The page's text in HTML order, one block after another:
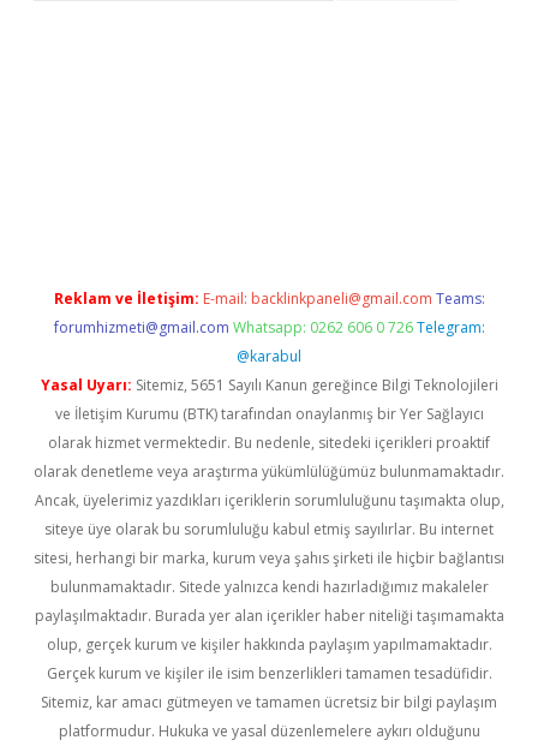
Reklam ve İletişim: E-mail: backlinkpaneli@gmail.com Teams:
forumhizmeti@gmail.com Whatsapp: 0262 606 0 726 Telegram:
@karabul
Yasal Uyarı: Sitemiz, 5651 Sayılı Kanun gereğince Bilgi Teknolojileri
ve İletişim Kurumu (BTK) tarafından onaylanmış bir Yer Sağlayıcı
olarak hizmet vermektedir. Bu nedenle, sitedeki içerikleri proaktif
olarak denetleme veya araştırma yükümlülüğümüz bulunmamaktadır.
Ancak, üyelerimiz yazdıkları içeriklerin sorumluluğunu taşımakta olup,
siteye üye olarak bu sorumluluğu kabul etmiş sayılırlar. Bu internet
sitesi, herhangi bir marka, kurum veya şahıs şirketi ile hiçbir bağlantısı
bulunmamaktadır. Sitede yalnızca kendi hazırladığımız makaleler
paylaşılmaktadır. Burada yer alan içerikler haber niteliği taşımamakta
olup, gerçek kurum ve kişiler hakkında paylaşım yapılmamaktadır.
Gerçek kurum ve kişiler ile isim benzerlikleri tamamen tesadüfidir.
Sitemiz, kar amacı gütmeyen ve tamamen ücretsiz bir bilgi paylaşım
platformudur. Hukuka ve yasal düzenlemelere aykırı olduğunu